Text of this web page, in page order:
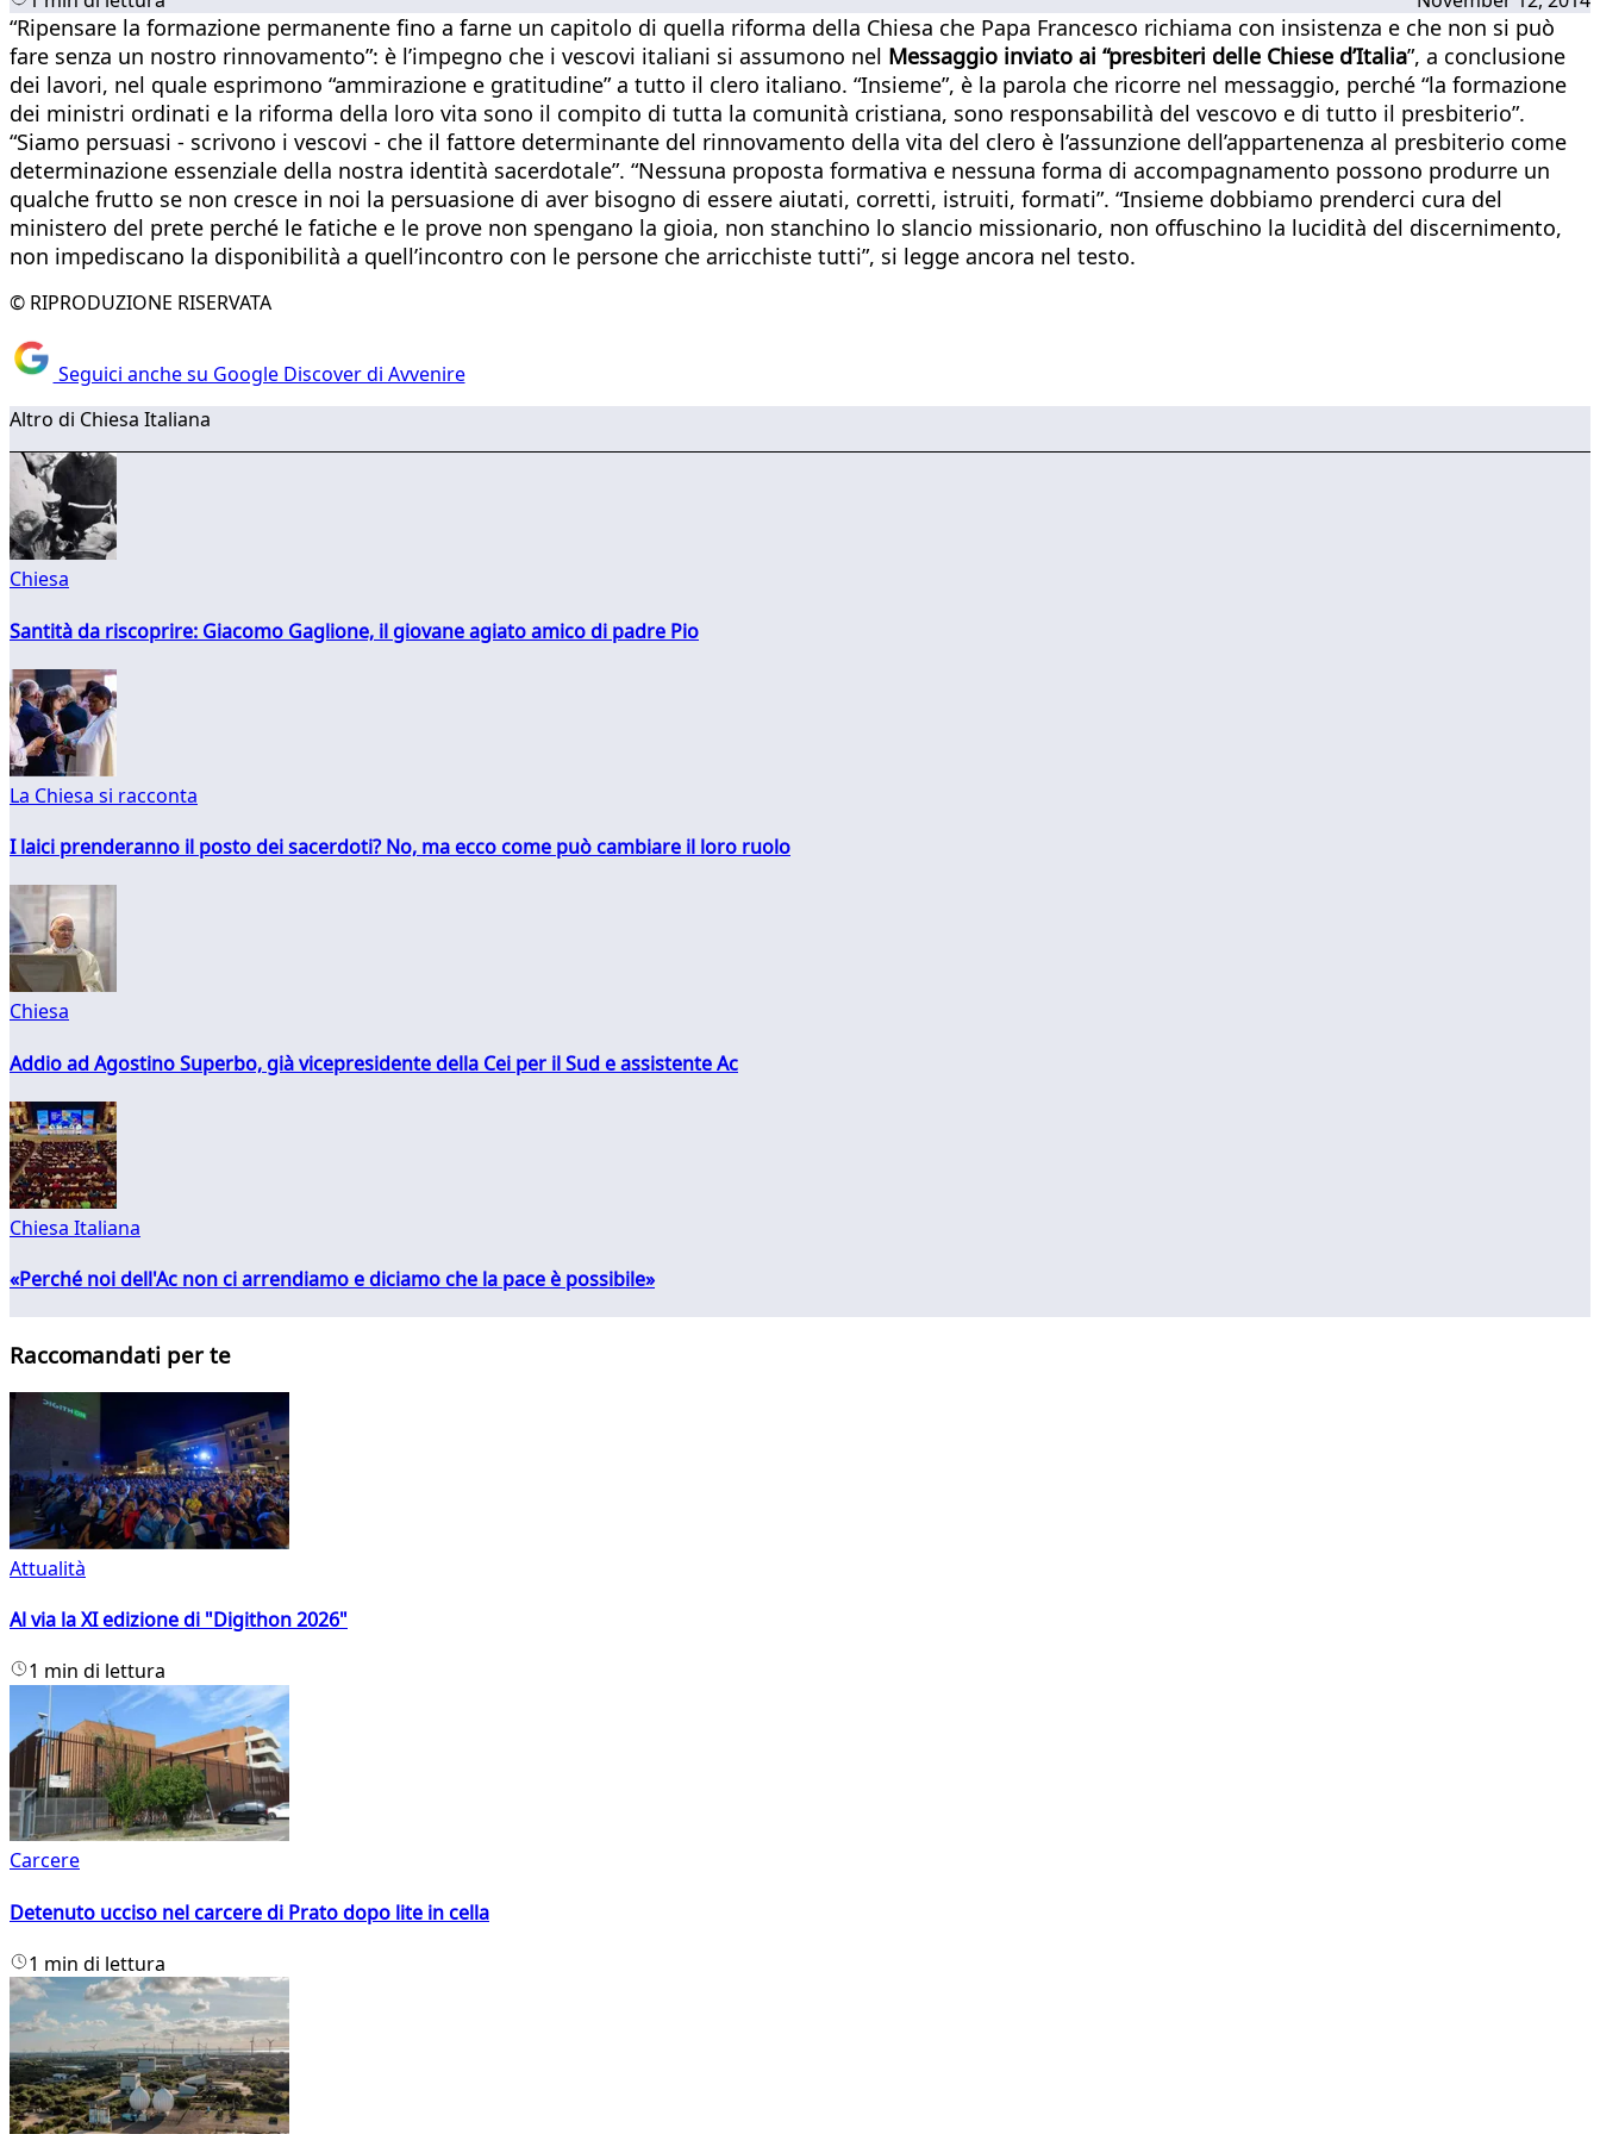
​“Ripensare la formazione permanente fino a farne un capitolo di quella riforma della Chiesa che Papa Francesco richiama con insistenza e che non si può
fare senza un nostro rinnovamento”: è l’impegno che i vescovi italiani si assumono nel Messaggio inviato ai “presbiteri delle Chiese d’Italia”, a conclusione
dei lavori, nel quale esprimono “ammirazione e gratitudine” a tutto il clero italiano. “Insieme”, è la parola che ricorre nel messaggio, perché “la formazione
dei ministri ordinati e la riforma della loro vita sono il compito di tutta la comunità cristiana, sono responsabilità del vescovo e di tutto il presbiterio”.
“Siamo persuasi - scrivono i vescovi - che il fattore determinante del rinnovamento della vita del clero è l’assunzione dell’appartenenza al presbiterio come
determinazione essenziale della nostra identità sacerdotale”. “Nessuna proposta formativa e nessuna forma di accompagnamento possono produrre un
qualche frutto se non cresce in noi la persuasione di aver bisogno di essere aiutati, corretti, istruiti, formati”. “Insieme dobbiamo prenderci cura del
ministero del prete perché le fatiche e le prove non spengano la gioia, non stanchino lo slancio missionario, non offuschino la lucidità del discernimento,
non impediscano la disponibilità a quell’incontro con le persone che arricchiste tutti”, si legge ancora nel testo.
© RIPRODUZIONE RISERVATA
Seguici anche su Google Discover di Avvenire
Altro di Chiesa Italiana
Chiesa
Santità da riscoprire: Giacomo Gaglione, il giovane agiato amico di padre Pio
La Chiesa si racconta
I laici prenderanno il posto dei sacerdoti? No, ma ecco come può cambiare il loro ruolo
Chiesa
Addio ad Agostino Superbo, già vicepresidente della Cei per il Sud e assistente Ac
Chiesa Italiana
«Perché noi dell'Ac non ci arrendiamo e diciamo che la pace è possibile»
Raccomandati per te
Attualità
Al via la XI edizione di "Digithon 2026"
1 min di lettura
Carcere
Detenuto ucciso nel carcere di Prato dopo lite in cella
1 min di lettura